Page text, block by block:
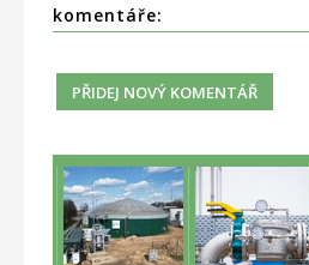
komentáře: